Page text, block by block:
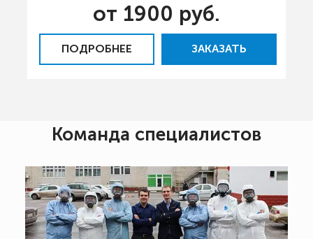
от 1900 руб.
ПОДРОБНЕЕ ЗАКАЗАТЬ
Команда специалистов